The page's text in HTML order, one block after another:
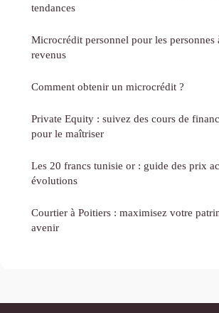
tendances
Microcrédit personnel pour les personnes
revenus
Comment obtenir un microcrédit ?
Private Equity : suivez des cours de
pour le maîtriser
Les 20 francs tunisie or : guide des prix
évolutions
Courtier à Poitiers : maximisez votre
avenir